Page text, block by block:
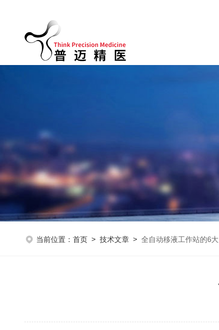
当前位置： 首页 > 技术文章 > 全自动移液工作站的6